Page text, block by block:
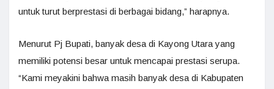
untuk turut berprestasi di berbagai bidang,” harapnya.
Menurut Pj Bupati, banyak desa di Kayong Utara yang
memiliki potensi besar untuk mencapai prestasi serupa.
“Kami meyakini bahwa masih banyak desa di Kabupaten